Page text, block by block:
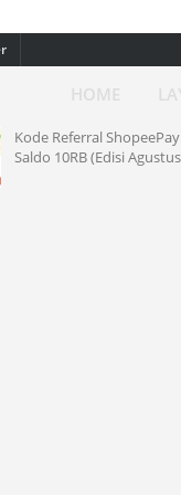
ShopeePay 2026
(Edisi Agustus)